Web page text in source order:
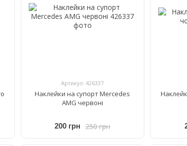
Артикул: 426337
Наклейки на супорт Mercedes
AMG червоні
250 грн
200 грн